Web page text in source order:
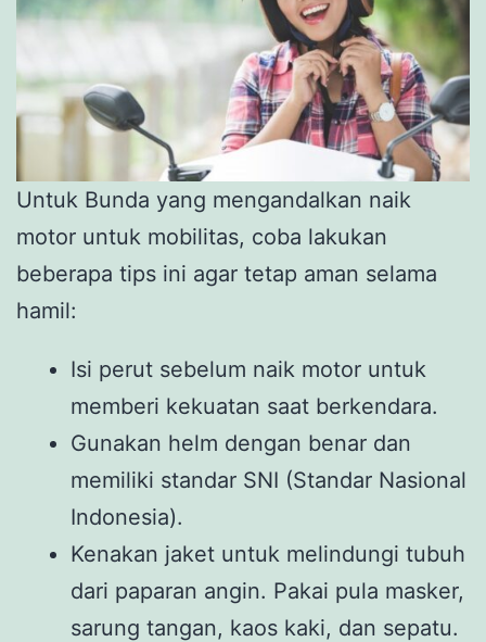
Untuk Bunda yang mengandalkan naik
motor untuk mobilitas, coba lakukan
beberapa tips ini agar tetap aman selama
hamil:
Isi perut sebelum naik motor untuk
memberi kekuatan saat berkendara.
Gunakan helm dengan benar dan
memiliki standar SNI (Standar Nasional
Indonesia).
Kenakan jaket untuk melindungi tubuh
dari paparan angin. Pakai pula masker,
sarung tangan, kaos kaki, dan sepatu.